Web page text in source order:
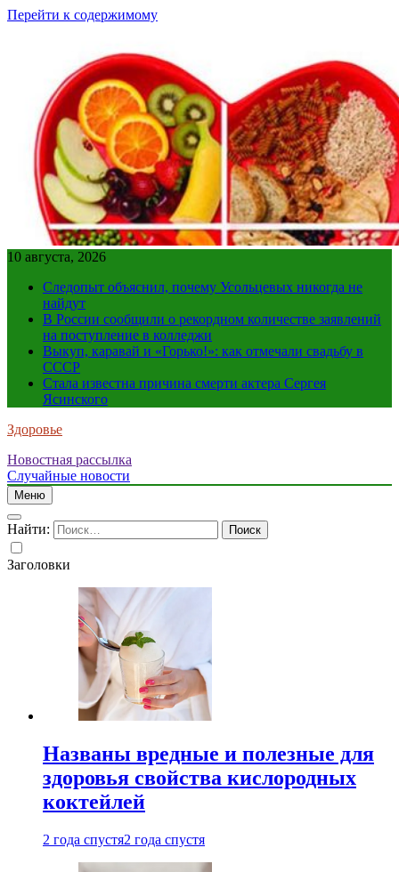
Перейти к содержимому
10 августа, 2026
Следопыт объяснил, почему Усольцевых никогда не
найдут
В России сообщили о рекордном количестве заявлений
на поступление в колледжи
Выкуп, каравай и «Горько!»: как отмечали свадьбу в
СССР
Стала известна причина смерти актера Сергея
Ясинского
Здоровье
Новостная рассылка
Случайные новости
Меню
Найти:
Заголовки
Названы вредные и полезные для
здоровья свойства кислородных
коктейлей
2 года спустя2 года спустя